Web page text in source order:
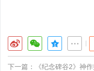
下一篇： 《纪念碑谷2》神